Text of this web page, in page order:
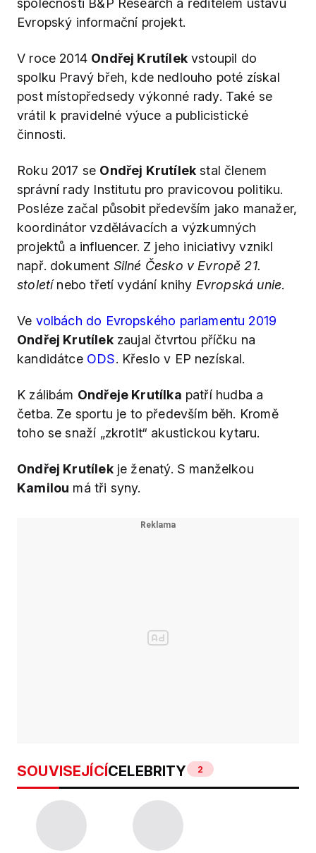
společnosti B&P Research a ředitelem ústavu
Evropský informační projekt.
V roce 2014 Ondřej Krutílekvstoupil do
spolku Pravý břeh, kde nedlouho poté získal
post místopředsedy výkonné rady. Také se
vrátil k pravidelné výuce a publicistické
činnosti.
Roku 2017 se Ondřej Krutílek stal členem
správní rady Institutu pro pravicovou politiku.
Posléze začal působit především jako manažer,
koordinátor vzdělávacích a výzkumných
projektů a influencer. Z jeho iniciativy vznikl
např. dokument Silné Česko v Evropě 21.
stoletínebo třetí vydání knihy Evropská unie.
Ve volbách do Evropského parlamentu 2019
Ondřej Krutílekzaujal čtvrtou příčku na
kandidátce ODS. Křeslo v EP nezískal.
K zálibám Ondřeje Krutílka patří hudba a
četba. Ze sportu je to především běh. Kromě
toho se snaží „zkrotit“ akustickou kytaru.
Ondřej Krutílekje ženatý. S manželkou
Kamilou má tři syny.
SOUVISEJÍCÍCELEBRITY 2